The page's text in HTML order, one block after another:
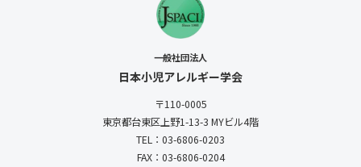
一般社団法人
日本小児アレルギー学会
〒110-0005
東京都台東区上野1-13-3 MYビル4階
TEL：03-6806-0203
FAX：03-6806-0204